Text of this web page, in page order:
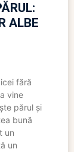
ALBE
fără
vine
părul și
bună
un
un